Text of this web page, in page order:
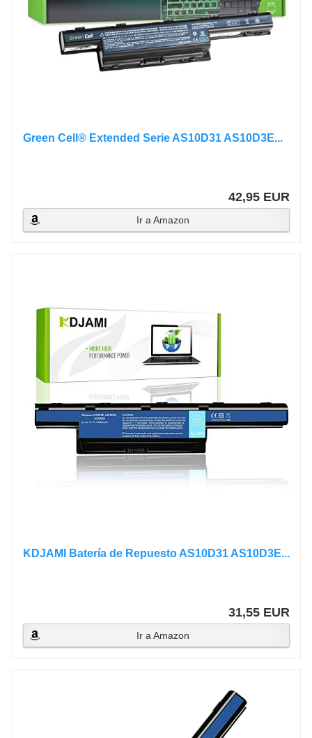
Green Cell® Extended Serie AS10D31 AS10D3E...
42,95 EUR
Ir a Amazon
KDJAMI Batería de Repuesto AS10D31 AS10D3E...
31,55 EUR
Ir a Amazon